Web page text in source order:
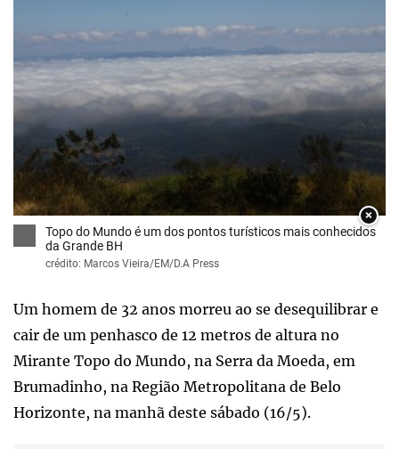
×
Topo do Mundo é um dos pontos turísticos mais conhecidos
da Grande BH
crédito: Marcos Vieira/EM/D.A Press
Um homem de 32 anos morreu ao se desequilibrar e
cair de um penhasco de 12 metros de altura no
Mirante Topo do Mundo, na Serra da Moeda, em
Brumadinho, na Região Metropolitana de Belo
Horizonte, na manhã deste sábado (16/5).